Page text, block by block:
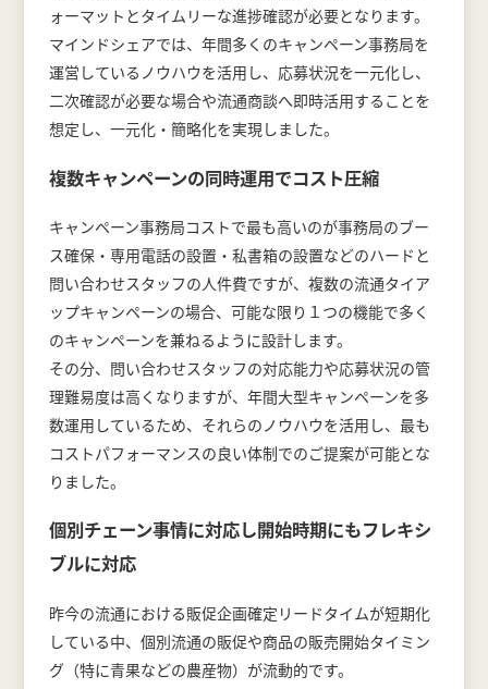
ォーマットとタイムリーな進捗確認が必要となります。
マインドシェアでは、年間多くのキャンペーン事務局を
運営しているノウハウを活用し、応募状況を一元化し、
二次確認が必要な場合や流通商談へ即時活用することを
想定し、一元化・簡略化を実現しました。
複数キャンペーンの同時運用でコスト圧縮
キャンペーン事務局コストで最も高いのが事務局のブー
ス確保・専用電話の設置・私書箱の設置などのハードと
問い合わせスタッフの人件費ですが、複数の流通タイア
ップキャンペーンの場合、可能な限り１つの機能で多く
のキャンペーンを兼ねるように設計します。
その分、問い合わせスタッフの対応能力や応募状況の管
理難易度は高くなりますが、年間大型キャンペーンを多
数運用しているため、それらのノウハウを活用し、最も
コストパフォーマンスの良い体制でのご提案が可能とな
りました。
個別チェーン事情に対応し開始時期にもフレキシ
ブルに対応
昨今の流通における販促企画確定リードタイムが短期化
している中、個別流通の販促や商品の販売開始タイミン
グ（特に青果などの農産物）が流動的です。